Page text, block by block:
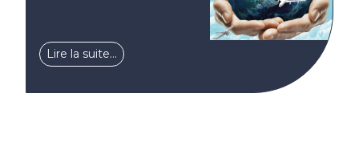
Lire la suite…